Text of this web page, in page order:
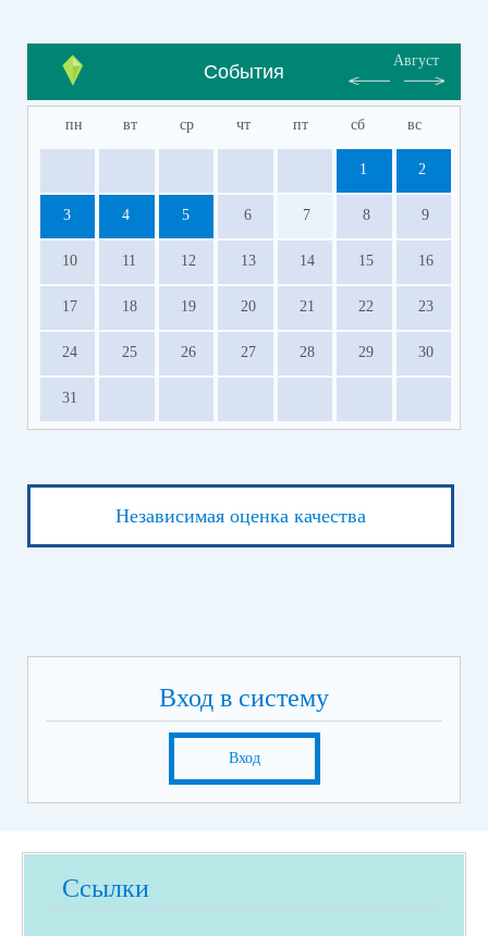
События
Август
пн вт ср чт пт сб вс
1 2
3 4 5 6 7 8 9
10 11 12 13 14 15 16
17 18 19 20 21 22 23
24 25 26 27 28 29 30
31
Независимая оценка качества
Вход в систему
Вход
Ссылки